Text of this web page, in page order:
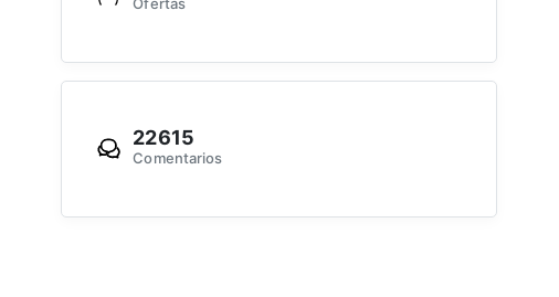
22615
Comentarios